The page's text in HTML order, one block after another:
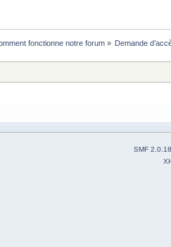
fonctionne notre forum» Demande
SMF 2.0.18